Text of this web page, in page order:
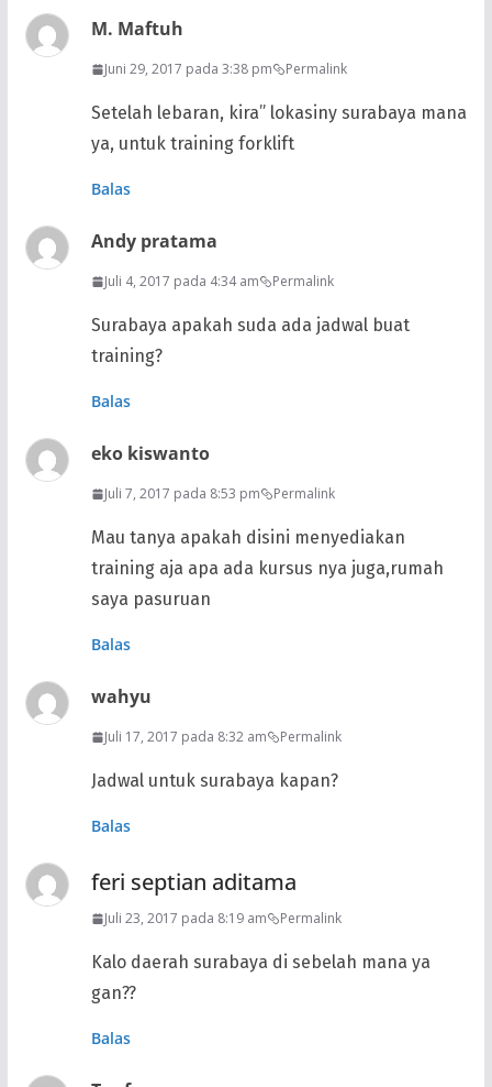
M. Maftuh
Juni 29, 2017 pada 3:38 pm Permalink
Setelah lebaran, kira” lokasiny surabaya mana
ya, untuk training forklift
Balas
Andy pratama
Juli 4, 2017 pada 4:34 am Permalink
Surabaya apakah suda ada jadwal buat
training?
Balas
eko kiswanto
Juli 7, 2017 pada 8:53 pm Permalink
Mau tanya apakah disini menyediakan
training aja apa ada kursus nya juga,rumah
saya pasuruan
Balas
wahyu
Juli 17, 2017 pada 8:32 am Permalink
Jadwal untuk surabaya kapan?
Balas
feri septian aditama
Juli 23, 2017 pada 8:19 am Permalink
Kalo daerah surabaya di sebelah mana ya
gan??
Balas